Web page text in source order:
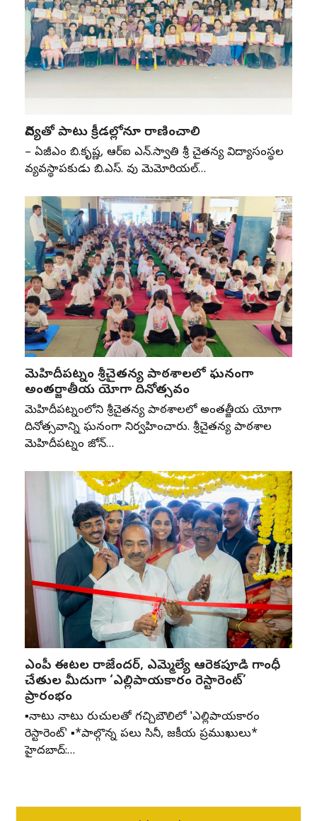
విద్యతో పాటు క్రీడల్లోనూ రాణించాలి
– ఏజీఎం బి.కృష్ణ, ఆర్‌ఐ ఎన్‌.స్వాతి శ్రీ చైతన్య విద్యాసంస్థల
వ్యవస్థాపకుడు బి.ఎస్‌. రావు మెమోరియల్‌…
మెహిదీపట్నం శ్రీచైతన్య పాఠశాలలో ఘనంగా
అంతర్జాతీయ యోగా దినోత్సవం
మెహిదీపట్నంలోని శ్రీచైతన్య పాఠశాలలో అంతర్జాతీయ యోగా
దినోత్సవాన్ని ఘనంగా నిర్వహించారు. శ్రీచైతన్య పాఠశాల
మెహిదీపట్నం జోన్‌…
ఎంపీ ఈటల రాజేందర్, ఎమ్మెల్యే ఆరెకపూడి గాంధీ
చేతుల మీదుగా ‘ఎల్లిపాయకారం రెస్టారెంట్’
ప్రారంభం
▪️నాటు నాటు రుచులతో గచ్చిబౌలిలో 'ఎల్లిపాయకారం
రెస్టారెంట్' ▪️*పాల్గొన్న పలు సినీ, రాజకీయ ప్రముఖులు*
హైదరాబాద్:…